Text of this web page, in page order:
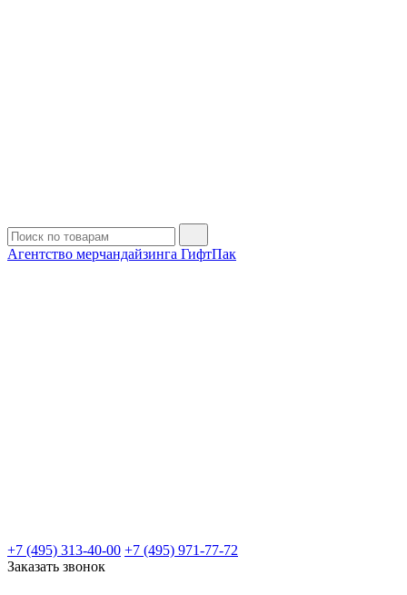
Агентство мерчандайзинга ГифтПак
+7 (495) 313-40-00 +7 (495) 971-77-72
Заказать звонок